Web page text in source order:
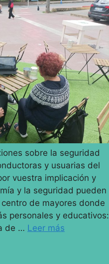
sobre la seguridad
y usuarias del
vuestra implicación y
y la seguridad pueden
de mayores donde
personales y educativos:
de … Leer más